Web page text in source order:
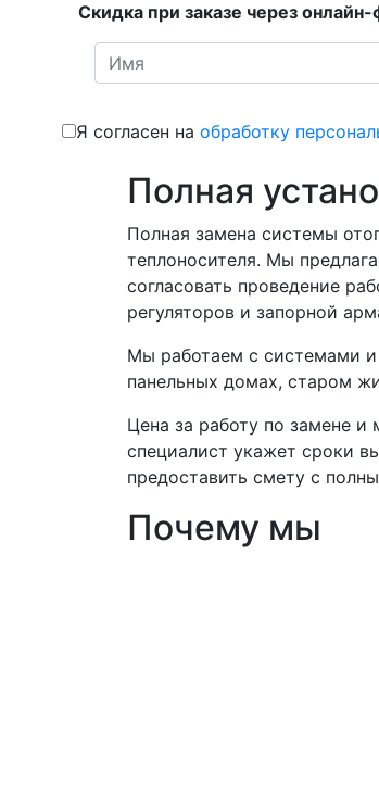
Скидка при заказе через
Я согласен на обработку
Полная
Полная замена системы
теплоносителя. Мы
согласовать проведение
регуляторов и запорной
Мы работаем с системами и
панельных домах, старом
Цена за работу по замене
специалист укажет сроки
предоставить смету с
Почему мы